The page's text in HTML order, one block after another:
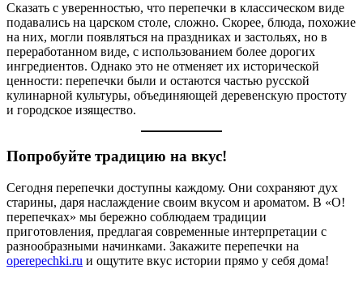
Сказать с уверенностью, что перепечки в классическом виде
подавались на царском столе, сложно. Скорее, блюда, похожие
на них, могли появляться на праздниках и застольях, но в
переработанном виде, с использованием более дорогих
ингредиентов. Однако это не отменяет их исторической
ценности: перепечки были и остаются частью русской
кулинарной культуры, объединяющей деревенскую простоту
и городское изящество.
Попробуйте традицию на вкус!
Сегодня перепечки доступны каждому. Они сохраняют дух
старины, даря наслаждение своим вкусом и ароматом. В «О!
перепечках» мы бережно соблюдаем традиции
приготовления, предлагая современные интерпретации с
разнообразными начинками. Закажите перепечки на
operepechki.ru и ощутите вкус истории прямо у себя дома!